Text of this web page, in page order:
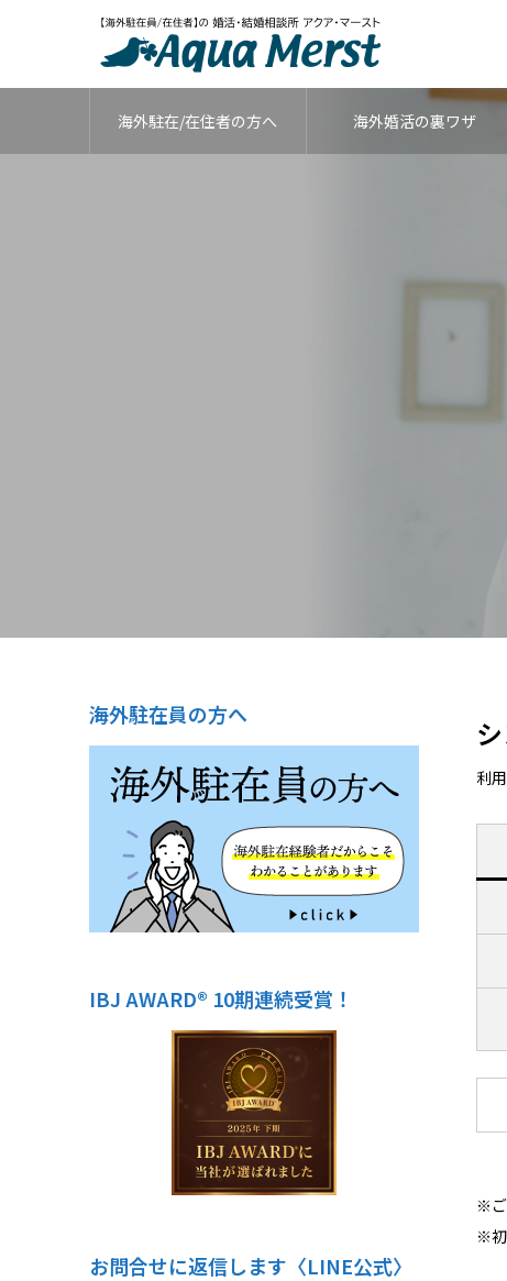
海外駐在/在住者の方へ 海外婚活の裏ワザ
利
※ご
※
海外駐在員の方へ
IBJ AWARD® 10期連続受賞！
お問合せに返信します〈LINE公式〉